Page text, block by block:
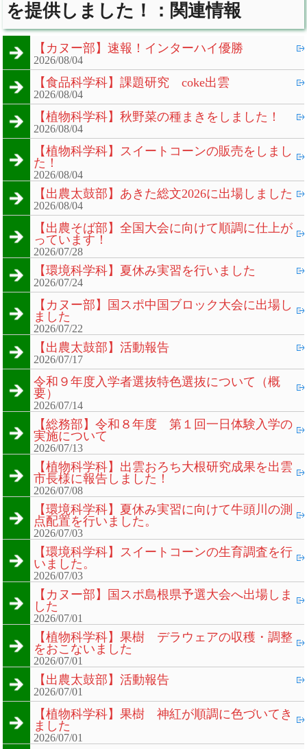
を提供しました！：関連情報
【カヌー部】速報！インターハイ優勝
2026/08/04
【食品科学科】課題研究 coke出雲
2026/08/04
【植物科学科】秋野菜の種まきをしました！
2026/08/04
【植物科学科】スイートコーンの販売をしまし
た！
2026/08/04
【出農太鼓部】あきた総文2026に出場しました
2026/08/04
【出農そば部】全国大会に向けて順調に仕上が
っています！
2026/07/28
【環境科学科】夏休み実習を行いました
2026/07/24
【カヌー部】国スポ中国ブロック大会に出場し
ました
2026/07/22
【出農太鼓部】活動報告
2026/07/17
令和９年度入学者選抜特色選抜について（概
要）
2026/07/14
【総務部】令和８年度 第１回一日体験入学の
実施について
2026/07/13
【植物科学科】出雲おろち大根研究成果を出雲
市長様に報告しました！
2026/07/08
【環境科学科】夏休み実習に向けて牛頭川の測
点配置を行いました。
2026/07/03
【環境科学科】スイートコーンの生育調査を行
いました。
2026/07/03
【カヌー部】国スポ島根県予選大会へ出場しま
した
2026/07/01
【植物科学科】果樹 デラウェアの収穫・調整
をおこないました
2026/07/01
【出農太鼓部】活動報告
2026/07/01
【植物科学科】果樹 神紅が順調に色づいてき
ました
2026/07/01